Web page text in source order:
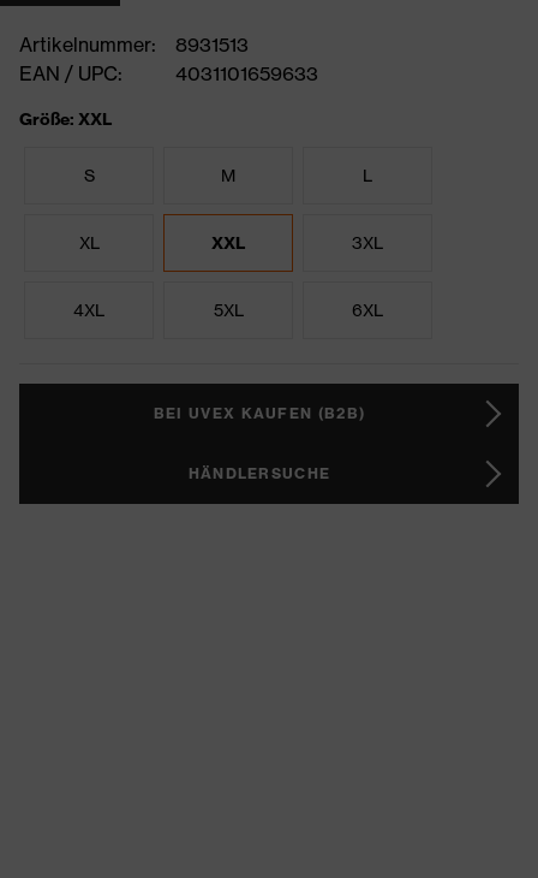
Artikelnummer:
8931513
EAN / UPC:
4031101659633
Größe: XXL
S M L
XL XXL 3XL
4XL 5XL 6XL
BEI UVEX KAUFEN (B2B)
HÄNDLERSUCHE